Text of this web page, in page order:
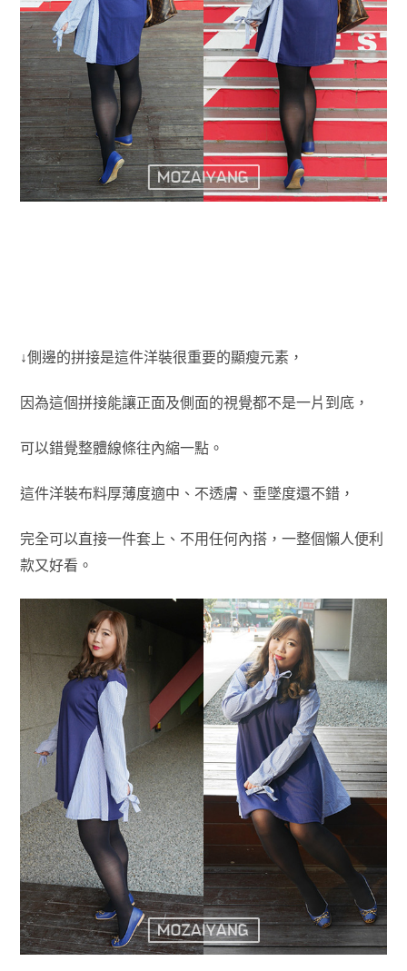
↓側邊的拼接是這件洋裝很重要的顯瘦元素，
因為這個拼接能讓正面及側面的視覺都不是一片到底，
可以錯覺整體線條往內縮一點。
這件洋裝布料厚薄度適中、不透膚、垂墜度還不錯，
完全可以直接一件套上、不用任何內搭，一整個懶人便利
款又好看。